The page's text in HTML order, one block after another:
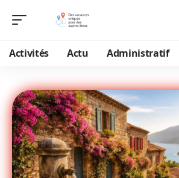
Activités Actu Administratif